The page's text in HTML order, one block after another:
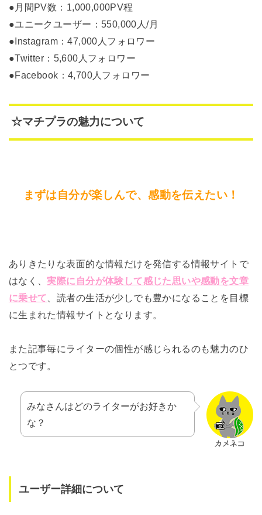
●月間PV数：1,000,000PV程
●ユニークユーザー：550,000人/月
●Instagram：47,000人フォロワー
●Twitter：5,600人フォロワー
●Facebook：4,700人フォロワー
☆マチプラの魅力について
まずは自分が楽しんで、感動を伝えたい！
ありきたりな表面的な情報だけを発信する情報サイトで
はなく、実際に自分が体験して感じた思いや感動を文章
に乗せて 、読者の生活が少しでも豊かになることを目標
に生まれた情報サイトとなります。
また記事毎にライターの個性が感じられるのも魅力のひ
とつです。
みなさんはどのライターがお好きか
な？
ユーザー詳細について